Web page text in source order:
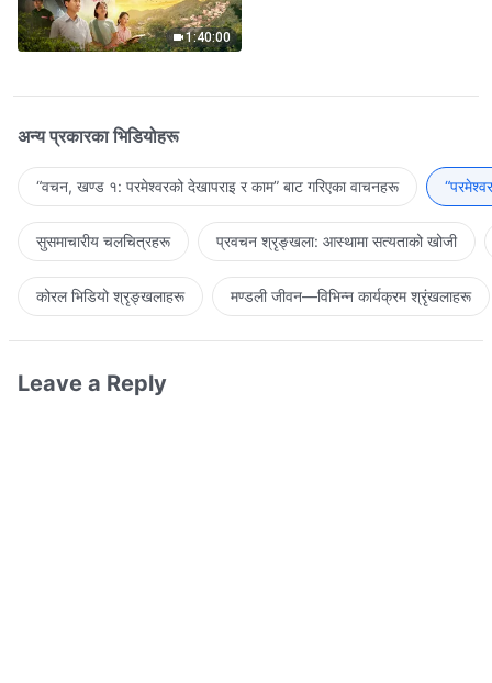
1:40:00
अन्य प्रकारका भिडियोहरू
“वचन, खण्ड १: परमेश्‍वरको देखापराइ र काम” बाट गरिएका वाचनहरू
सुसमाचारीय चलचित्रहरू प्रवचन श्रृङ्खला: आस्थामा सत्यताको खोजी
कोरल भिडियो श्रृङ्खलाहरू मण्डली जीवन—विभिन्‍न कार्यक्रम श्रृंखलाहरू
Leave a Reply